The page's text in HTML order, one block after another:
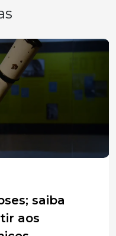
saiba
aos